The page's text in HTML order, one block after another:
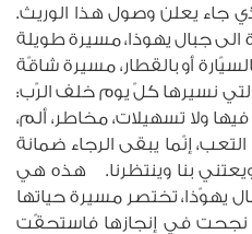
جاء يعلن وصول هذا الوريث.
جبال يهوذا، مسيرة طويلة
أو بالقطار، مسيرة شاقّة
التي نسيرها كلّ يوم خلف الرّب:
ولا تسهيلات، مخاطر، ألم،
إنّما يبقى الرجاء ضمانة
ويعتني بنا وينتظرنا. هذه هي
يهوّذا، تختصر مسيرة حياتها
نجحت في إنجازها فاستحقّت